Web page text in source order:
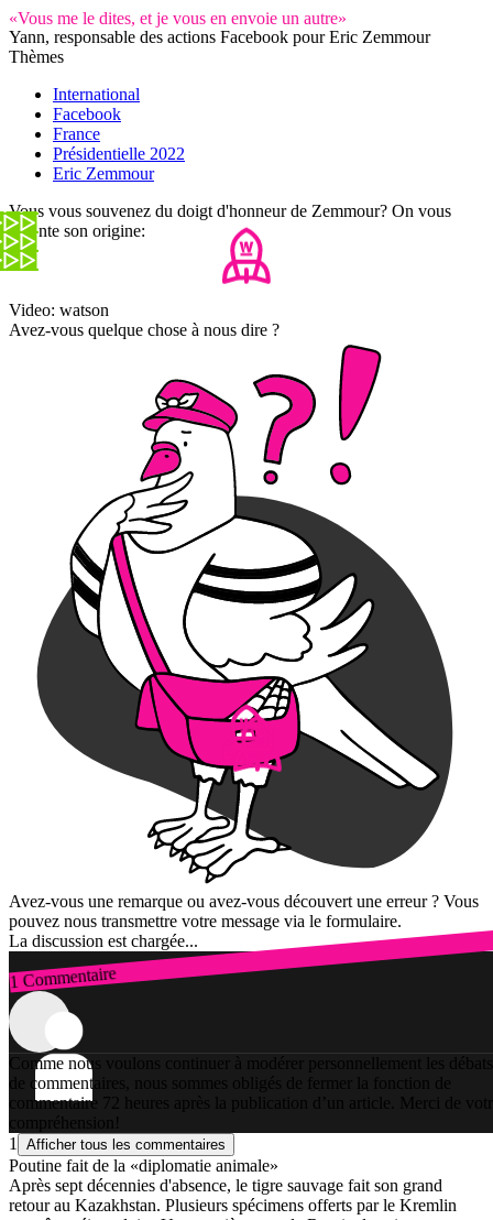
«Vous me le dites, et je vous en envoie un autre»
Yann, responsable des actions Facebook pour Eric Zemmour
Thèmes
International
Facebook
France
Présidentielle 2022
Eric Zemmour
Vous vous souvenez du doigt d'honneur de Zemmour? On vous
raconte son origine:
Video: watson
Avez-vous quelque chose à nous dire ?
Avez-vous une remarque ou avez-vous découvert une erreur ? Vous
pouvez nous transmettre votre message via le formulaire.
La discussion est chargée...
1 Commentaire
Connexion
Comme nous voulons continuer à modérer personnellement les débats
de commentaires, nous sommes obligés de fermer la fonction de
commentaire 72 heures après la publication d’un article. Merci de
compréhension!
1
Afficher tous les commentaires
Poutine fait de la «diplomatie animale»
Après sept décennies d'absence, le tigre sauvage fait son grand
retour au Kazakhstan. Plusieurs spécimens offerts par le Kremlin